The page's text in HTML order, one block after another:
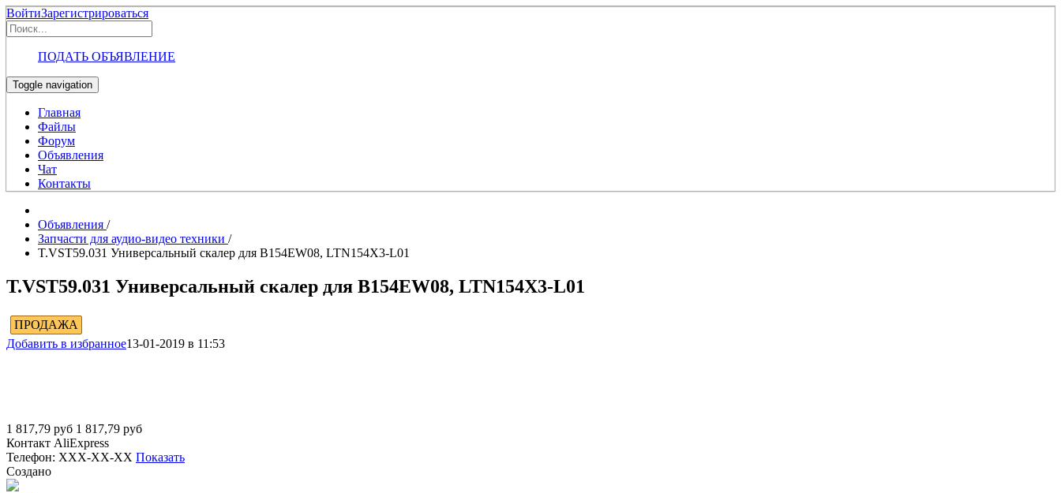
ВойтиЗарегистрироваться
ПОДАТЬ ОБЪЯВЛЕНИЕ
Toggle navigation
Главная
Файлы
Форум
Объявления
Чат
Контакты
Объявления /
Запчасти для аудио-видео техники /
T.VST59.031 Универсальный скалер для B154EW08, LTN154X3-L01
T.VST59.031 Универсальный скалер для B154EW08, LTN154X3-L01
ПРОДАЖА
Добавить в избранное13-01-2019 в 11:53
1 817,79 руб 1 817,79 руб
Контакт AliExpress
Телефон: XXX-XX-XX Показать
Создано